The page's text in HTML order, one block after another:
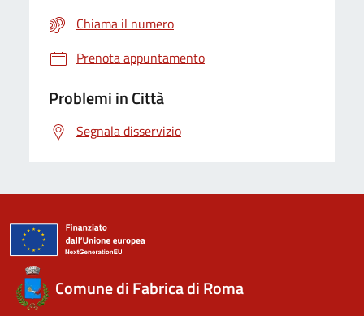
Chiama il numero
Prenota appuntamento
Problemi in Città
Segnala disservizio
Comune di Fabrica di Roma